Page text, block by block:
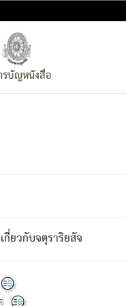
รบัญหนังสือ
ยวกับจตุราริยสัจ
ดแทง) นั้นโดยความเป็นตัวเ
ะการอื่นจากที่เขาสำคัญนั้น
ป็นอยู่จริง) จึงได้เพลิดเพลิ
นั้นเป็นทุกข์
กล่าวว่า สมณะหรือพรา
[2]
: เรากล่าวว่า สมณะห